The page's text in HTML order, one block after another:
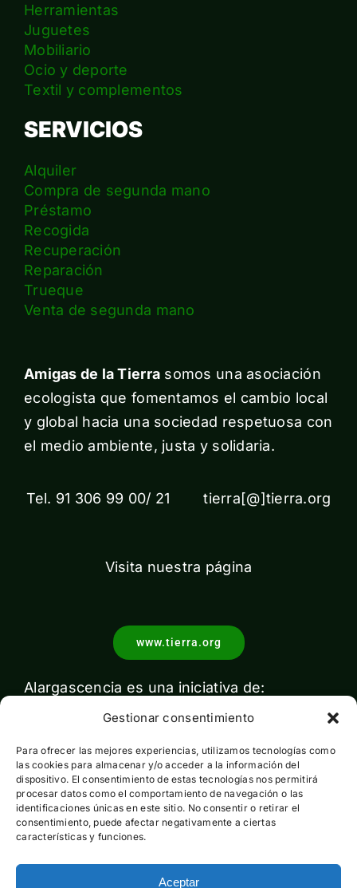
Gestionar consentimiento
Para ofrecer las mejores experiencias, utilizamos tecnologías como
las cookies para almacenar y/o acceder a la información del
dispositivo. El consentimiento de estas tecnologías nos permitirá
procesar datos como el comportamiento de navegación o las
identificaciones únicas en este sitio. No consentir o retirar el
consentimiento, puede afectar negativamente a ciertas
características y funciones.
Aceptar
Herramientas
Juguetes
Mobiliario
Ocio y deporte
Textil y complementos
SERVICIOS
Alquiler
Compra de segunda mano
Préstamo
Recogida
Recuperación
Reparación
Trueque
Venta de segunda mano
Amigas de la Tierra somos una asociación
ecologista que fomentamos el cambio local
y global hacia una sociedad respetuosa con
el medio ambiente, justa y solidaria.
Tel. 91 306 99 00/ 21 tierra[@]tierra.org
Visita nuestra página
www.tierra.org
Alargascencia es una iniciativa de:
Con el apoyo de: